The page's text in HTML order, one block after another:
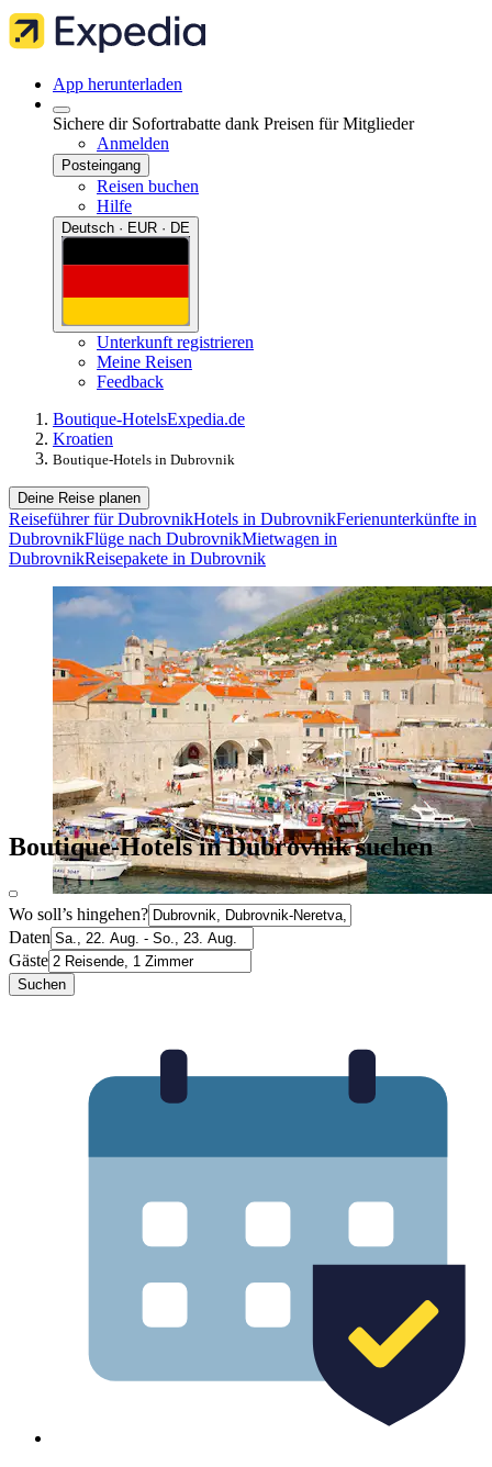
App herunterladen
Sichere dir Sofortrabatte dank Preisen für Mitglieder
Anmelden
Posteingang
Reisen buchen
Hilfe
Deutsch · EUR · DE
Unterkunft registrieren
Meine Reisen
Feedback
Boutique-HotelsExpedia.de
Kroatien
Boutique-Hotels in Dubrovnik
Deine Reise planen
Reiseführer für DubrovnikHotels in DubrovnikFerienunterkünfte in
DubrovnikFlüge nach DubrovnikMietwagen in
DubrovnikReisepakete in Dubrovnik
Boutique-Hotels in Dubrovnik suchen
Wo soll’s hingehen?
Daten
Gäste
Suchen